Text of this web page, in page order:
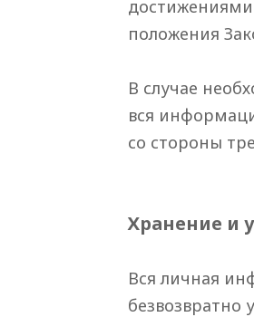
положения
В случае
вся
со стороны
Хранение и
Вся личная
безвозвратно